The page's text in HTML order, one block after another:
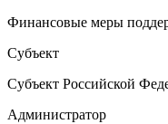
Финансовые меры
Субъект
Субъект Российской
Администратор